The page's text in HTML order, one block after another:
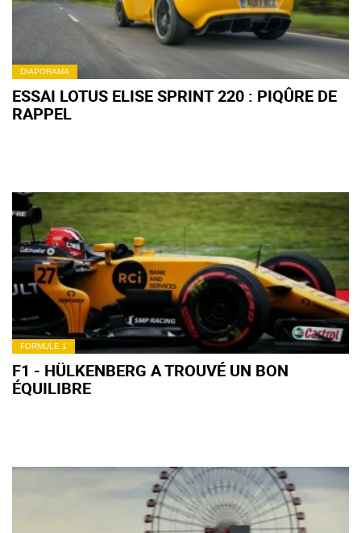
DIAPORAMA
ESSAI LOTUS ELISE SPRINT 220 : PIQÛRE DE
RAPPEL
FORMULE 1
F1 - HÜLKENBERG A TROUVÉ UN BON
ÉQUILIBRE